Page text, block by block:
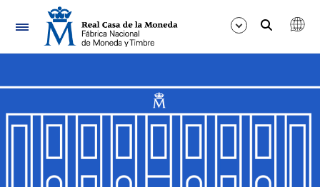
Navigation
Show/Hide
Show/Hide